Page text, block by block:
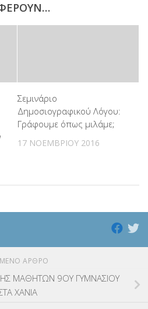
Σεμινάριο
Δημοσιογραφικού Λόγου:
Γράφουμε όπως μιλάμε;
17 ΝΟΕΜΒΡΊΟΥ 2016
ΆΡΘΡΟ
ΜΑΘΗΤΩΝ 9ΟΥ ΓΥΜΝΑΣΙΟΥ
ΧΑΝΙΑ